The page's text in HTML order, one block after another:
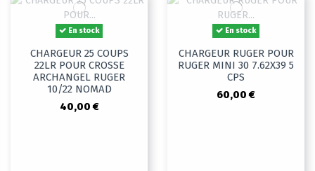
En stock
CHARGEUR 25 COUPS
22LR POUR CROSSE
ARCHANGEL RUGER
10/22 NOMAD
40,00 €
En stock
CHARGEUR RUGER POUR
RUGER MINI 30 7.62X39 5
CPS
60,00 €